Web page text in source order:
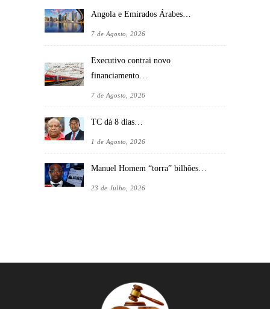
Angola e Emirados Árabes…
7 de Agosto, 2026
Executivo contrai novo
financiamento…
7 de Agosto, 2026
TC dá 8 dias…
1 de Agosto, 2026
Manuel Homem “torra” bilhões…
23 de Julho, 2026